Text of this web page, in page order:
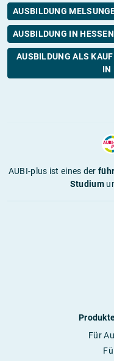
AUSBILDUNG
AUSBILDUNG IN HESSEN
AUSBILDUNG ALS
IN
AUBI-plus ist eines der
Studium
Für